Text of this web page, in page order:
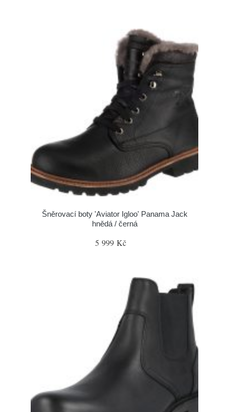
Šněrovací boty 'Aviator Igloo' Panama Jack
hnědá / černá
5 999 Kč